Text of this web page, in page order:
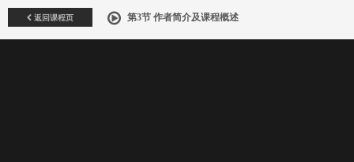
返回课程页 第3节 作者简介及课程概述